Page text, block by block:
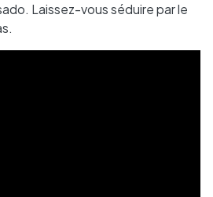
Laissez-vous séduire par le